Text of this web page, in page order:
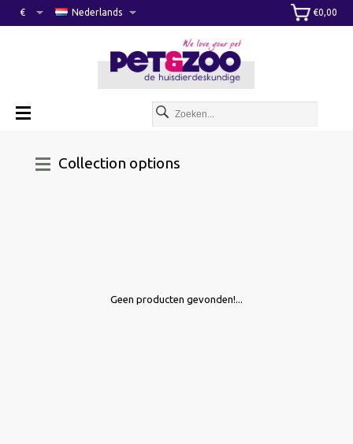
€0,00
Nederlands
€
Collection options
Geen producten gevonden!...